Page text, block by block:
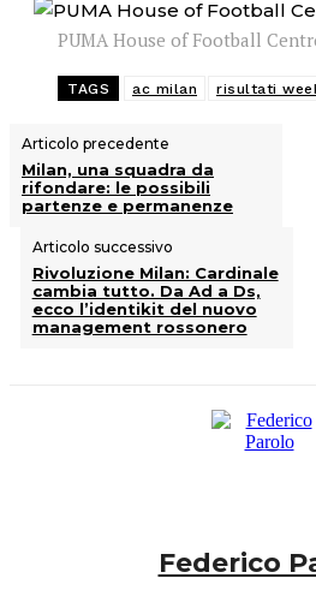
PUMA House of Football
TAGS ac milan risultati
Articolo precedente
Milan, una squadra da
rifondare: le possibili
partenze e permanenze
Articolo successivo
Rivoluzione Milan: Cardinale
cambia tutto. Da Ad a Ds,
ecco l’identikit del nuovo
management rossonero
Federico